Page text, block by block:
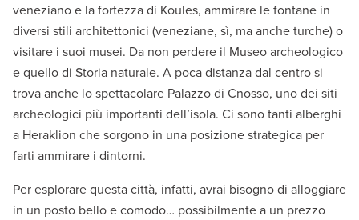
veneziano e la fortezza di Koules, ammirare le fontane in
diversi stili architettonici (veneziane, sì, ma anche turche) o
visitare i suoi musei. Da non perdere il Museo archeologico
e quello di Storia naturale. A poca distanza dal centro si
trova anche lo spettacolare Palazzo di Cnosso, uno dei siti
archeologici più importanti dell’isola. Ci sono tanti alberghi
a Heraklion che sorgono in una posizione strategica per
farti ammirare i dintorni.
Per esplorare questa città, infatti, avrai bisogno di alloggiare
in un posto bello e comodo… possibilmente a un prezzo